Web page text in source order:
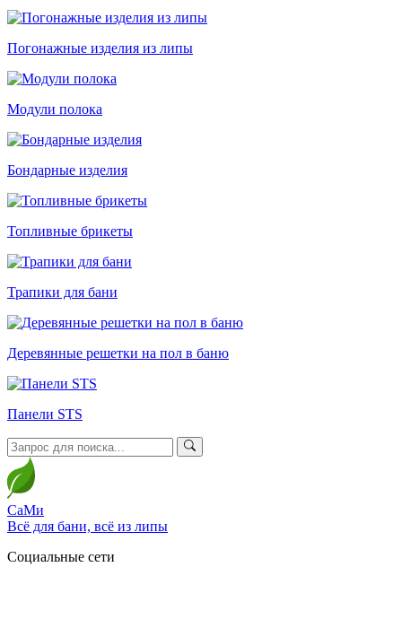
Погонажные изделия из липы
Модули полока
Бондарные изделия
Топливные брикеты
Трапики для бани
Деревянные решетки на пол в баню
Панели STS
СаМи
Всё для бани, всё из липы
Социальные сети